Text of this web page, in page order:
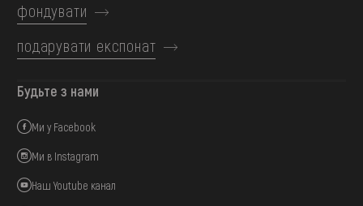
фондувати
подарувати експонат
Будьте з нами
Ми у Facebook
Ми в Instagram
Наш Youtube канал